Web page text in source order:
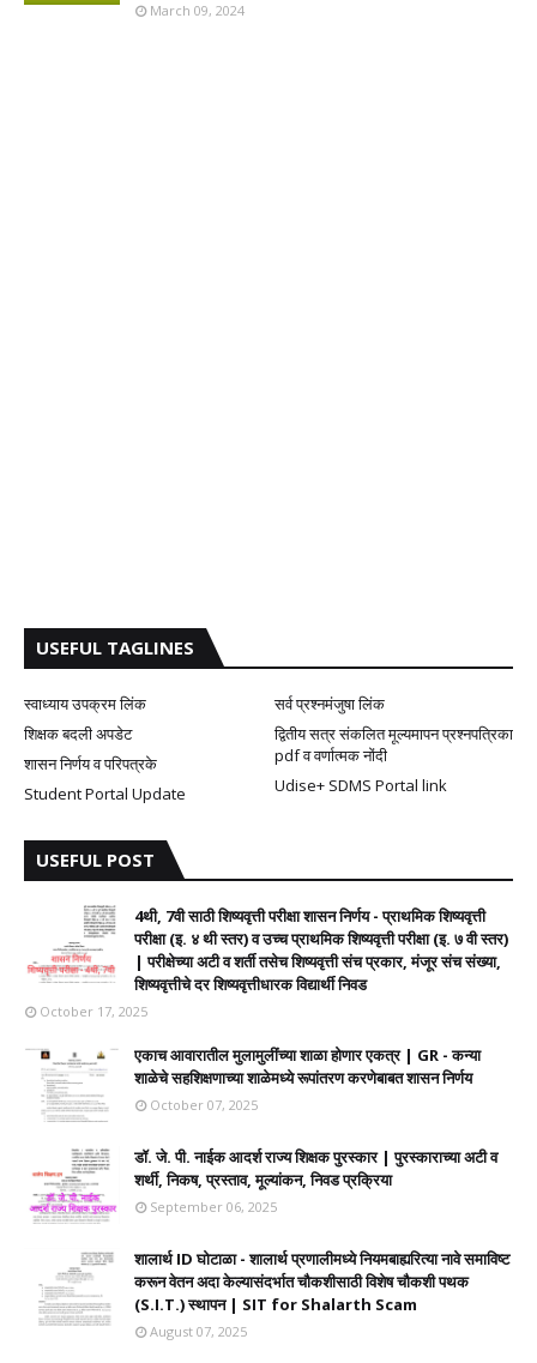
March 09, 2024
USEFUL TAGLINES
स्वाध्याय उपक्रम लिंक
सर्व प्रश्नमंजुषा लिंक
शिक्षक बदली अपडेट
द्वितीय सत्र संकलित मूल्यमापन प्रश्नपत्रिका
pdf व वर्णात्मक नोंदी
शासन निर्णय व परिपत्रके
Udise+ SDMS Portal link
Student Portal Update
USEFUL POST
4थी, 7वी साठी शिष्यवृत्ती परीक्षा शासन निर्णय - प्राथमिक शिष्यवृत्ती
परीक्षा (इ. ४ थी स्तर) व उच्च प्राथमिक शिष्यवृत्ती परीक्षा (इ. ७ वी स्तर)
| परीक्षेच्या अटी व शर्ती तसेच शिष्यवृत्ती संच प्रकार, मंजूर संच संख्या,
शिष्यवृत्तीचे दर शिष्यवृत्तीधारक विद्यार्थी निवड
October 17, 2025
एकाच आवारातील मुलामुलींच्या शाळा होणार एकत्र | GR - कन्या
शाळेचे सहशिक्षणाच्या शाळेमध्ये रूपांतरण करणेबाबत शासन निर्णय
October 07, 2025
डॉ. जे. पी. नाईक आदर्श राज्य शिक्षक पुरस्कार | पुरस्काराच्या अटी व
शर्थी, निकष, प्रस्ताव, मूल्यांकन, निवड प्रक्रिया
September 06, 2025
शालार्थ ID घोटाळा - शालार्थ प्रणालीमध्ये नियमबाह्यरित्या नावे समाविष्ट
करून वेतन अदा केल्यासंदर्भात चौकशीसाठी विशेष चौकशी पथक
(S.I.T.) स्थापन | SIT for Shalarth Scam
August 07, 2025